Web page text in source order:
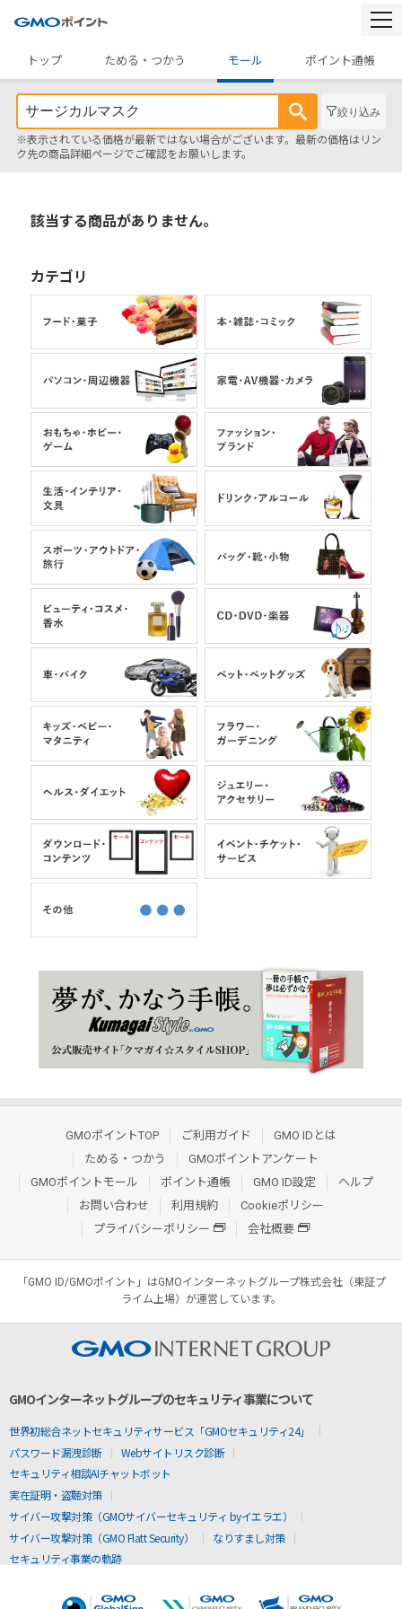
トップ
ためる・つかう モール ポイント通帳
絞り込み
※表示されている価格が最新ではない場合がございます。最新の価格はリン
ク先の商品詳細ページでご確認をお願いします。
該当する商品がありません。
カテゴリ
GMOポイントTOP ご利用ガイド
GMO IDとは
ためる・つかう
GMOポイントアンケート
GMOポイントモール
ポイント通帳 GMO ID設定
ヘルプ
お問い合わせ
利用規約
Cookieポリシー
プライバシーポリシー
会社概要
「GMO ID/GMOポイント」はGMOインターネットグループ株式会社（東証プ
ライム上場）が運営しています。
GMOインターネットグループのセキュリティ事業について
世界初総合ネットセキュリティサービス「GMOセキュリティ24」
パスワード漏洩診断
Webサイトリスク診断
セキュリティ相談AIチャットボット
実在証明・盗聴対策
サイバー攻撃対策（GMOサイバーセキュリティ byイエラエ）
サイバー攻撃対策（GMO Flatt Security）
なりすまし対策
セキュリティ事業の軌跡